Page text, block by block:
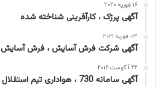
۱۶ فوریه ۲۰۲۰
آگهی پرژک ، کارآفرینی شناخته شده
۰۳ فوریه ۲۰۲۱
آگهی شرکت فرش آسایش ، فرش آسایش
۲۲ آگوست ۲۰۱۶
آگهی سامانه 730 ، هواداری تیم استقلال